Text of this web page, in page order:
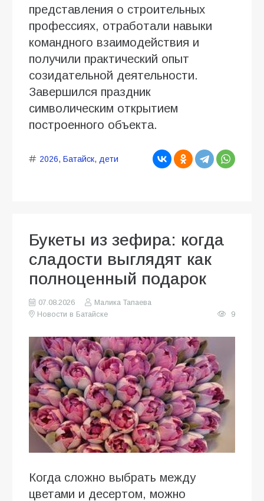
представления о строительных
профессиях, отработали навыки
командного взаимодействия и
получили практический опыт
созидательной деятельности.
Завершился праздник
символическим открытием
построенного объекта.
2026, Батайск, дети
Букеты из зефира: когда
сладости выглядят как
полноценный подарок
07.08.2026
Малика Тапаева
Новости в Батайске
9
Когда сложно выбрать между
цветами и десертом, можно